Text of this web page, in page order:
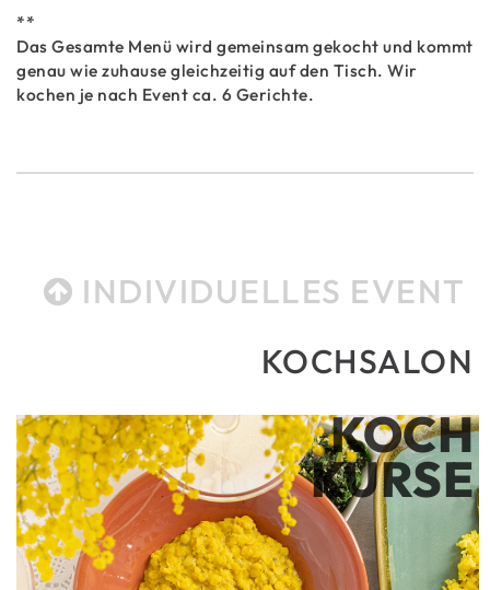
**
Das Gesamte Menü wird gemeinsam gekocht und kommt
genau wie zuhause gleichzeitig auf den Tisch. Wir
kochen je nach Event ca. 6 Gerichte.
INDIVIDUELLES EVENT
KOCHSALON
KOCH
KURSE